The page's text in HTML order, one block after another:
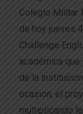
Colegio Militar
de hoy jueves
Challenge
académica
de la
ocasión, el
multiplicando